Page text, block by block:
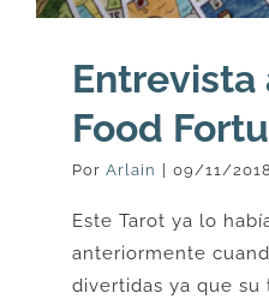
Entrevista
Food
Por Arlain | 09/11/2018
Este Tarot ya lo
anteriormente
divertidas ya que su